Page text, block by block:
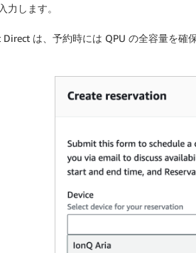
力します。
Direct は、予約時には QPU の全容量を確